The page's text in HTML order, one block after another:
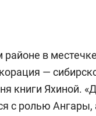
в
—
книги Яхиной.
с ролью Ангары,